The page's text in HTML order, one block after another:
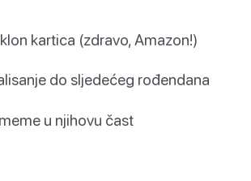
kartica (zdravo, Amazon!)
do sljedećeg rođendana
u njihovu čast